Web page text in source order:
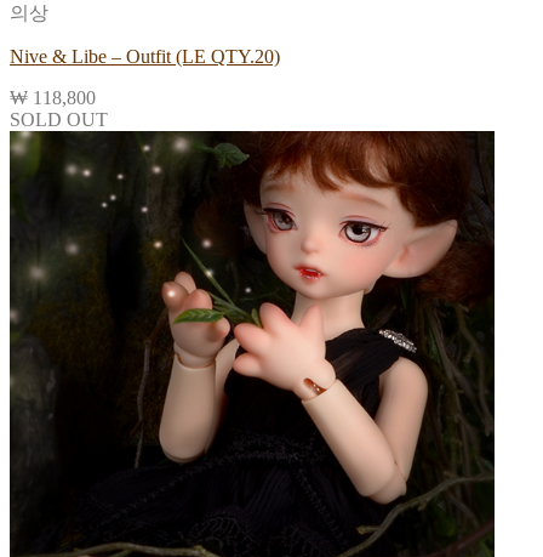
의상
Nive & Libe – Outfit (LE QTY.20)
₩ 118,800
SOLD OUT